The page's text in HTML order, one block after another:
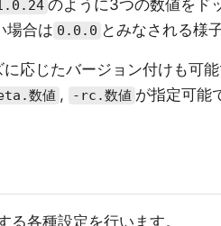
のように3つの数値をド
場合は 0.0.0 とみなされる様
応じたバージョン付けも可
数値 , -rc.数値 が指定可能
各種設定を行います。